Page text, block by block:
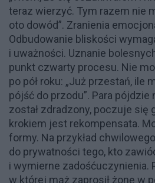
teraz wierzyć. Tym razem nie
oto dowód”. Zranienia
Odbudowanie bliskości
i uważności. Uznanie
punkt czwarty procesu. Nie
po pół roku: „Już przestań, ile
pójść do przodu”. Para pójdzie
został zdradzony, poczuje się
krokiem jest rekompensata.
formy. Na przykład
do prywatności tego, kto
i wymierne zadośćuczynienia.
w której mąż zaprosił żonę w